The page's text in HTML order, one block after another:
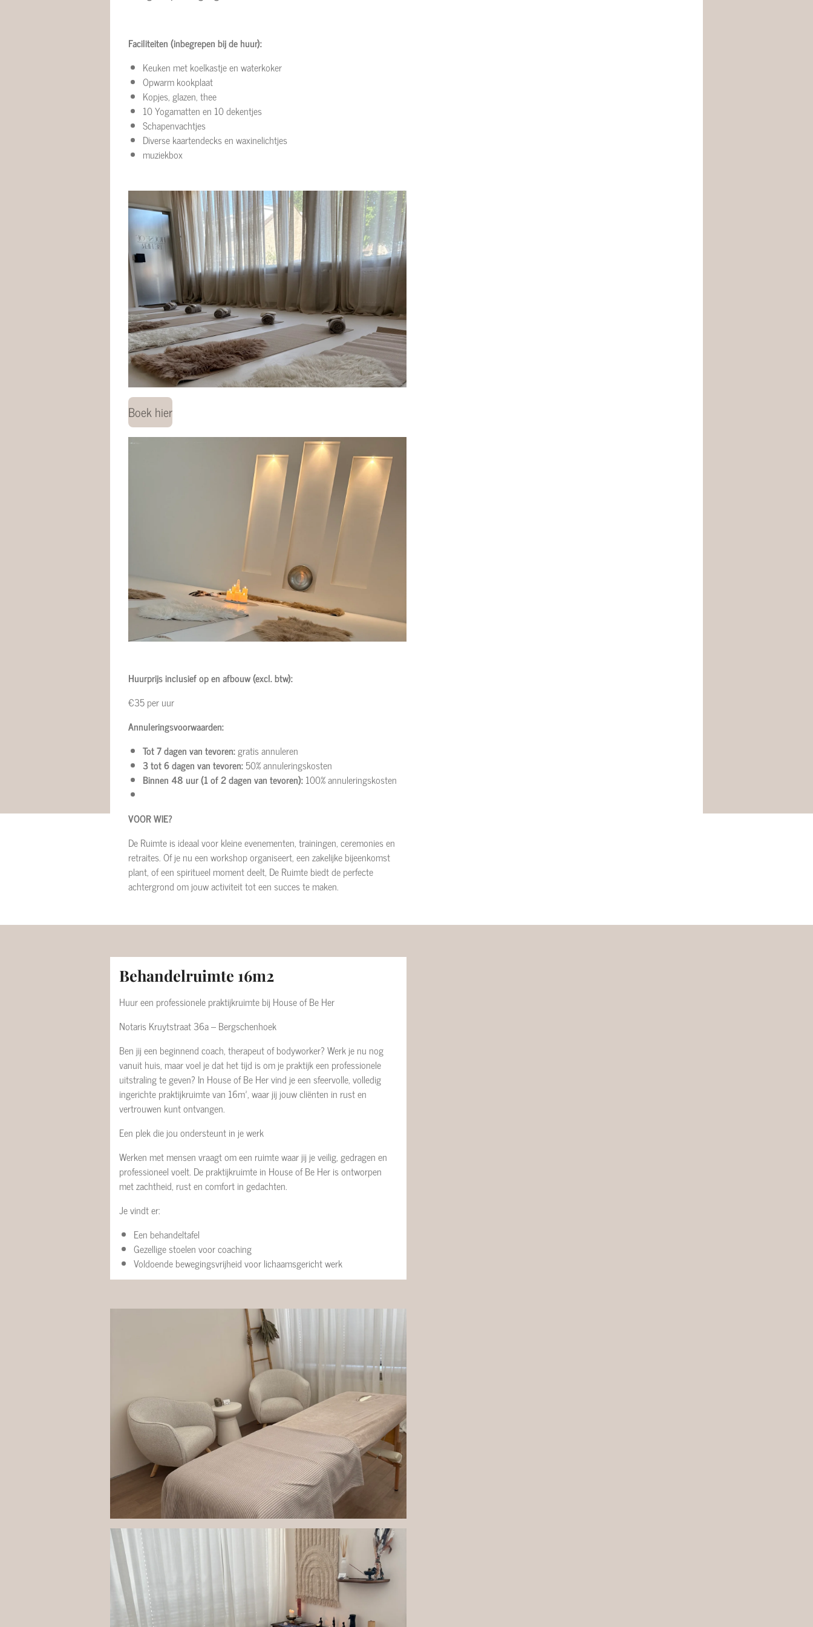
Faciliteiten (inbegrepen bij de huur):
Keuken met koelkastje en waterkoker
Opwarm kookplaat
Kopjes, glazen, thee
10 Yogamatten en 10 dekentjes
Schapenvachtjes
Diverse kaartendecks en waxinelichtjes
muziekbox
Boek hier
Huurprijs inclusief op en afbouw (excl. btw):
€35 per uur
Annuleringsvoorwaarden:
Tot 7 dagen van tevoren:gratis annuleren
3 tot 6 dagen van tevoren:50% annuleringskosten
Binnen 48 uur (1 of 2 dagen van tevoren):100% annuleringskosten
VOOR WIE?
De Ruimte is ideaal voor kleine evenementen, trainingen, ceremonies en
retraites. Of je nu een workshop organiseert, een zakelijke bijeenkomst
plant, of een spiritueel moment deelt, De Ruimte biedt de perfecte
achtergrond om jouw activiteit tot een succes te maken.
Behandelruimte 16m2
Huur een professionele praktijkruimte bij House of Be Her
Notaris Kruytstraat 36a – Bergschenhoek
Ben jij een beginnend coach, therapeut of bodyworker? Werk je nu nog
vanuit huis, maar voel je dat het tijd is om je praktijk een professionele
uitstraling te geven? In House of Be Her vind je een sfeervolle, volledig
ingerichte praktijkruimte van 16m², waar jij jouw cliënten in rust en
vertrouwen kunt ontvangen.
Een plek die jou ondersteunt in je werk
Werken met mensen vraagt om een ruimte waar jij je veilig, gedragen en
professioneel voelt. De praktijkruimte in House of Be Her is ontworpen
met zachtheid, rust en comfort in gedachten.
Je vindt er:
Een behandeltafel
Gezellige stoelen voor coaching
Voldoende bewegingsvrijheid voor lichaamsgericht werk